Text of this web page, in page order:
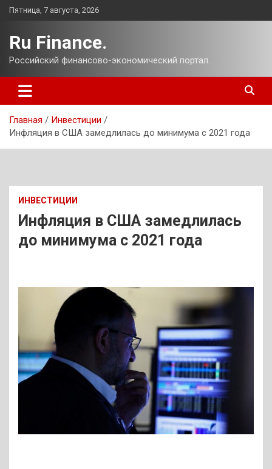
Перейти
Пятница, 7 августа, 2026
Ru Finance.
Российский финансово-экономический портал.
Главная
Инвестиции
Инфляция в США замедлилась до минимума с 2021 года
ИНВЕСТИЦИИ
Инфляция в США замедлилась
до минимума с 2021 года